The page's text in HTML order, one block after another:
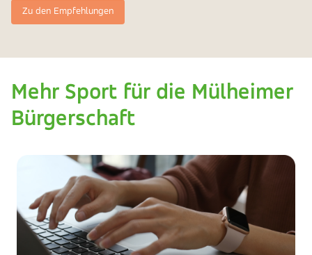
Zu den Empfehlungen
Mehr Sport für die Mülheimer
Bürgerschaft